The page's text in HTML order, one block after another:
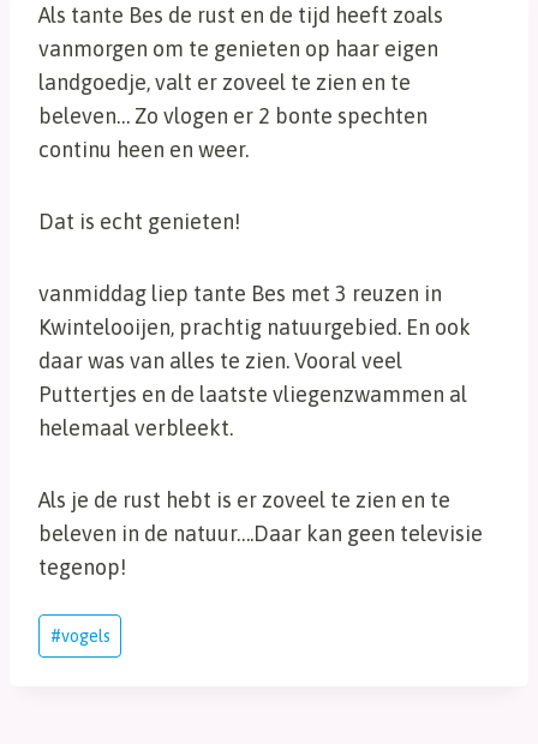
Als tante Bes de rust en de tijd heeft zoals
vanmorgen om te genieten op haar eigen
landgoedje, valt er zoveel te zien en te
beleven… Zo vlogen er 2 bonte spechten
continu heen en weer.
Dat is echt genieten!
vanmiddag liep tante Bes met 3 reuzen in
Kwintelooijen, prachtig natuurgebied. En ook
daar was van alles te zien. Vooral veel
Puttertjes en de laatste vliegenzwammen al
helemaal verbleekt.
Als je de rust hebt is er zoveel te zien en te
beleven in de natuur….Daar kan geen televisie
tegenop!
Bericht
tags:
#vogels